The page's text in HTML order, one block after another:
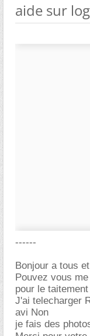
aide sur
------
Bonjour a tous
Pouvez vous
pour le
J'ai telecharger
avi Non
je fais des